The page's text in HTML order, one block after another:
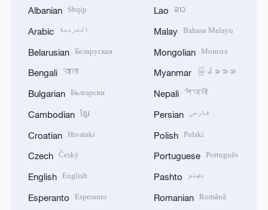
Albanian Shqip
Arabic العربية
Belarusian Беларуская
Bengali বাংলা
Bulgarian Български
Cambodian ខ្មែរ
Croatian Hrvatski
Czech Český
English English
Esperanto Esperanto
Lao ລາວ
Malay Bahasa Melayu
Mongolian Монгол
Myanmar မြန်မာဘာသာ
Nepali नेपाली
Persian فارسی
Polish Polski
Portuguese Português
Pashto پښتو
Romanian Română